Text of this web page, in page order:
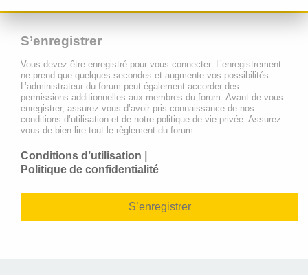
S’enregistrer
Vous devez être enregistré pour vous connecter. L’enregistrement
ne prend que quelques secondes et augmente vos possibilités.
L’administrateur du forum peut également accorder des
permissions additionnelles aux membres du forum. Avant de vous
enregistrer, assurez-vous d’avoir pris connaissance de nos
conditions d’utilisation et de notre politique de vie privée. Assurez-
vous de bien lire tout le règlement du forum.
Conditions d’utilisation
Politique de confidentialité
S’enregistrer